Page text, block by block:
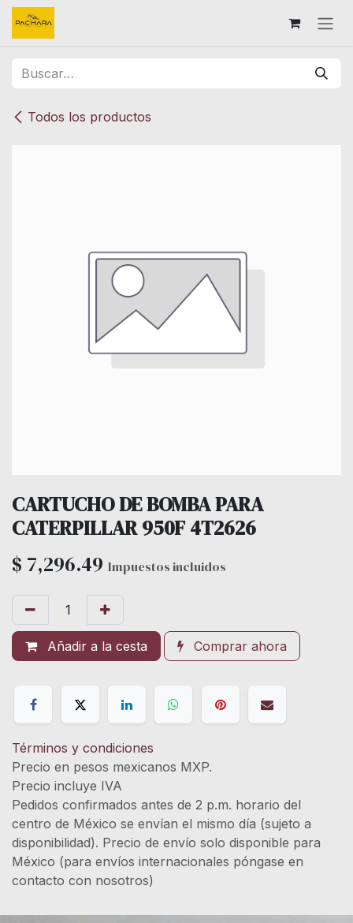
Ir al contenido
Todos los productos
CARTUCHO DE BOMBA PARA
CATERPILLAR 950F 4T2626
$ 7,296.49 Impuestos incluidos
Añadir a la cesta Comprar ahora
Términos y condiciones
Precio en pesos mexicanos MXP.
Precio incluye IVA
Pedidos confirmados antes de 2 p.m. horario del
centro de México se envían el mismo día (sujeto a
disponibilidad). Precio de envío solo disponible para
México (para envíos internacionales póngase en
contacto con nosotros)